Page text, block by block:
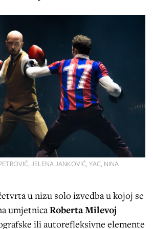
JELENA JANKOVIĆ, YAC, NINA
u nizu solo izvedba u kojoj se
umjetnica Roberta Milevoj
ili autorefleksivne elemente